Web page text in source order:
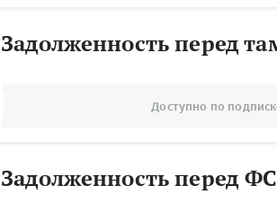
Задолженность перед
Доступно по
Задолженность перед